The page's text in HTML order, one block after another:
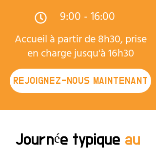
9:00 - 16:00
Accueil à partir de 8h30, prise
en charge jusqu'à 16h30
REJOIGNEZ-NOUS MAINTENANT
Journée typique au